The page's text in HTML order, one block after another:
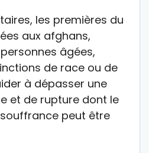
les premières du
aux afghans,
âgées,
de race ou de
à dépasser une
et de rupture dont le
peut être